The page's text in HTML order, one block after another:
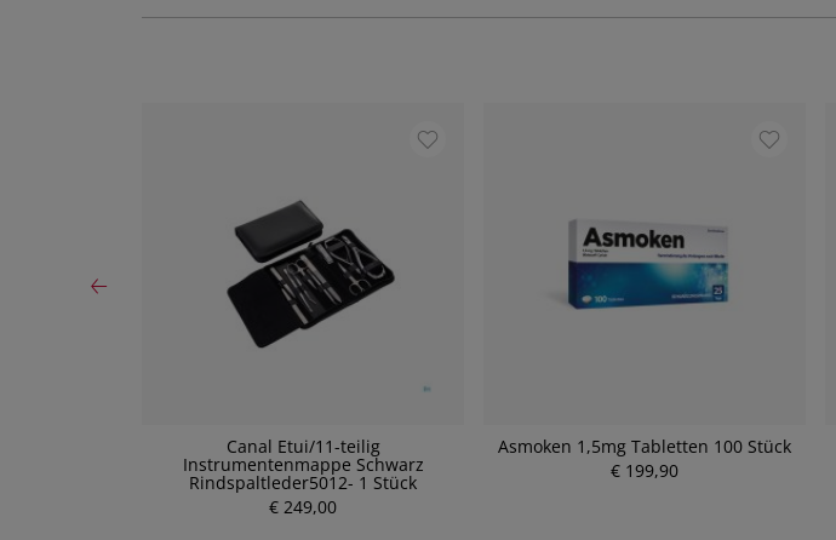
Canal Etui/11-teilig
Instrumentenmappe Schwarz
Rindspaltleder5012- 1 Stück
€ 249,00
Asmoken 1,5mg Tabletten 100 Stück
€ 199,90
P
r
e
P